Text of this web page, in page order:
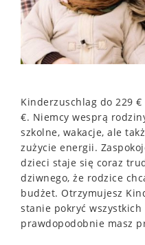
Kinderzuschlag do 229
€. Niemcy wesprą
szkolne, wakacje, ale
zużycie energii.
dzieci staje się coraz
dziwnego, że rodzice
budżet. Otrzymujesz
stanie pokryć wszystkich
prawdopodobnie masz